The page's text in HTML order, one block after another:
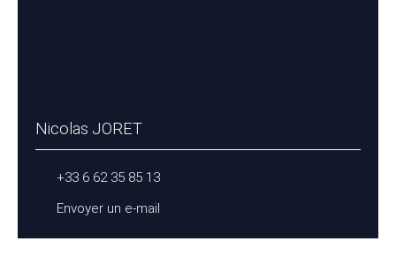
Nicolas JORET
+33 6 62 35 85 13
Envoyer un e-mail